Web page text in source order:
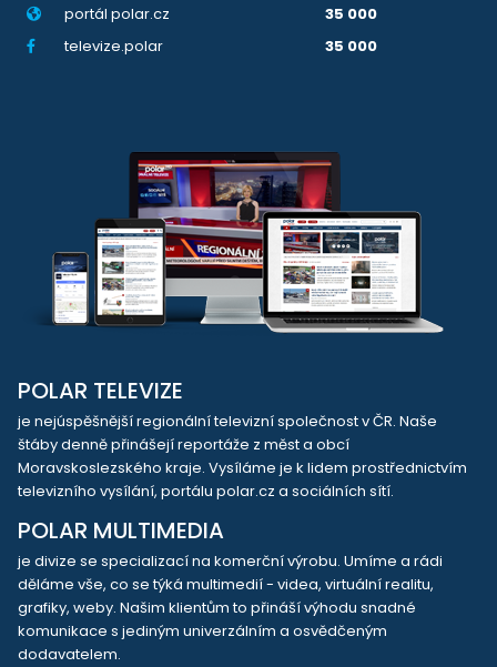
portál polar.cz
35 000
televize.polar
35 000
POLAR TELEVIZE
je nejúspěšnější regionální televizní společnost v ČR. Naše
štáby denně přinášejí reportáže z měst a obcí
Moravskoslezského kraje. Vysíláme je k lidem prostřednictvím
televizního vysílání, portálu polar.cz a sociálních sítí.
POLAR MULTIMEDIA
je divize se specializací na komerční výrobu. Umíme a rádi
děláme vše, co se týká multimedií - videa, virtuální realitu,
grafiky, weby. Našim klientům to přináší výhodu snadné
komunikace s jediným univerzálním a osvědčeným
dodavatelem.